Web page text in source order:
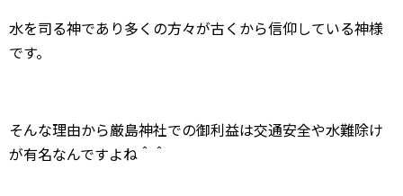
水を司る神であり多くの方々が古くから信仰している神様
です。
そんな理由から厳島神社での御利益は交通安全や水難除け
が有名なんですよね＾＾